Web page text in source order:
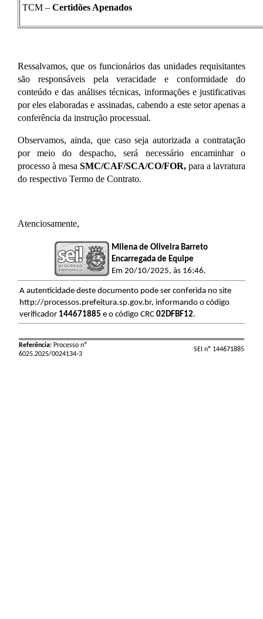
TCM – Certidões Apenados
Ressalvamos, que os funcionários das unidades requisitantes
são responsáveis pela veracidade e conformidade do
conteúdo e das análises técnicas, informações e justificativas
por eles elaboradas e assinadas, cabendo a este setor apenas a
conferência da instrução processual.
Observamos, ainda, que caso seja autorizada a contratação
por meio do despacho, será necessário encaminhar o
processo à mesa SMC/CAF/SCA/CO/FOR, para a lavratura
do respectivo Termo de Contrato.
Atenciosamente,
Milena de Oliveira Barreto
Encarregada de Equipe
Em 20/10/2025, às 16:46.
A autenticidade deste documento pode ser conferida no site
http://processos.prefeitura.sp.gov.br, informando o código
verificador 144671885 e o código CRC 02DFBF12.
Referência:Processo nº
6025.2025/0024134-3
SEI nº 144671885